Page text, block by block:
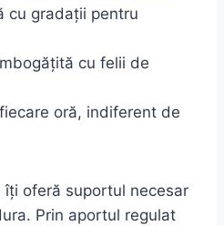
cu gradații pentru
cu felii de
oră, indiferent de
oferă suportul necesar
Prin aportul regulat